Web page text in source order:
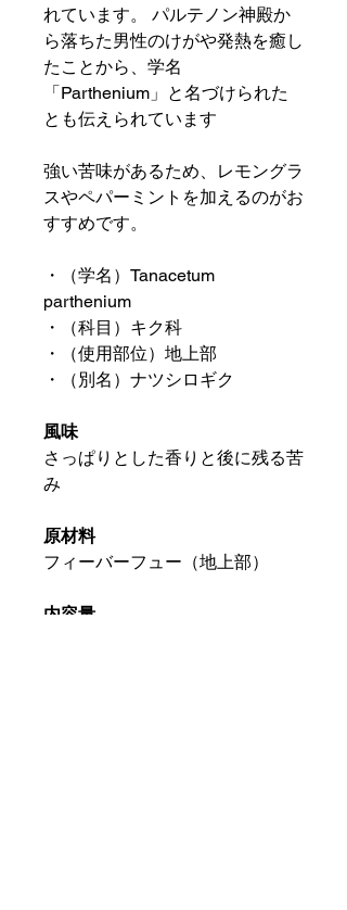
れています。 パルテノン神殿か
ら落ちた男性のけがや発熱を癒し
たことから、学名
「Parthenium」と名づけられた
とも伝えられています
強い苦味があるため、レモングラ
スやペパーミントを加えるのがお
すすめです。
・（学名）Tanacetum
parthenium
・（科目）キク科
・（使用部位）地上部
・（別名）ナツシロギク
風味
さっぱりとした香りと後に残る苦
み
原材料
フィーバーフュー（地上部）
内容量